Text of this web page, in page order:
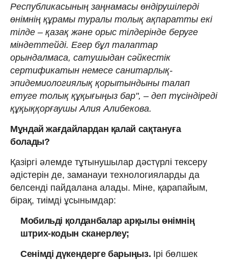
Республикасының заңнамасы өндірушілерді
өнімнің құрамы туралы толық ақпаратты екі
тілде – қазақ және орыс тілдерінде беруге
міндеттейді. Егер бұл талаптар
орындалмаса, сатушыдан сәйкестік
сертификатын немесе санитарлық-
эпидемиологиялық қорытындыны талап
етуге толық құқығыңыз бар", – деп түсіндіреді
құқыққорғаушы Алия Алибекова.
Мұндай жағдайлардан қалай сақтануға
болады?
Қазіргі әлемде тұтынушылар дәстүрлі тексеру
әдістерін де, заманауи технологияларды да
белсенді пайдалана алады. Міне, қарапайым,
бірақ, тиімді ұсынымдар:
Мобильді қолданбалар арқылы өнімнің
штрих-кодын сканерлеу;
Сенімді дүкендерге барыңыз. Ірі бөлшек